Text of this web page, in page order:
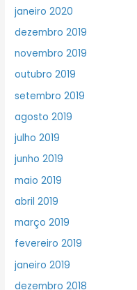
janeiro 2020
dezembro 2019
novembro 2019
outubro 2019
setembro 2019
agosto 2019
julho 2019
junho 2019
maio 2019
abril 2019
março 2019
fevereiro 2019
janeiro 2019
dezembro 2018